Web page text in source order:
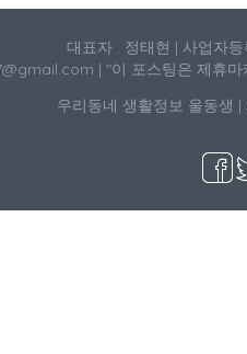
대표자 : 정태현 | 사업자
| "이 포스팅은 제휴
우리동네 생활정보 울동생 |